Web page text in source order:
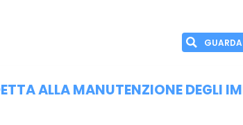
ALLA MANUTENZIONE DEGLI